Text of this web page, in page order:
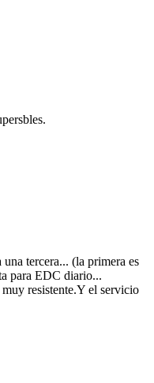
tercera... (la primera es
para EDC diario...
resistente.Y el servicio